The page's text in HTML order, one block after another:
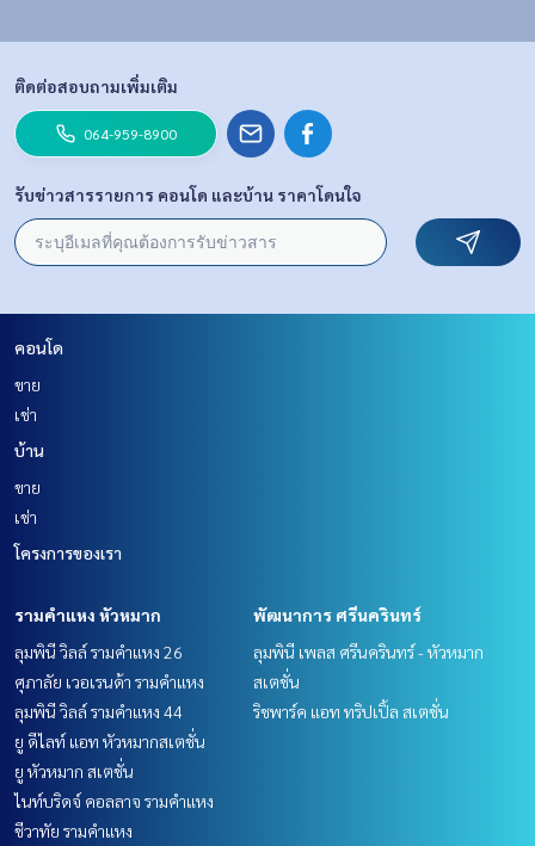
ติดต่อสอบถามเพิ่มเติม
064-959-8900
รับข่าวสารรายการ คอนโด และบ้าน ราคาโดนใจ
คอนโด
ขาย
เช่า
บ้าน
ขาย
เช่า
โครงการของเรา
รามคำแหง หัวหมาก
ลุมพินี วิลล์ รามคำแหง 26
ศุภาลัย เวอเรนด้า รามคำแหง
ลุมพินี วิลล์ รามคำแหง 44
ยู ดีไลท์ แอท หัวหมากสเตชั่น
ยู หัวหมาก สเตชั่น
ไนท์บริดจ์ คอลลาจ รามคำแหง
ชีวาทัย รามคำแหง
พัฒนาการ ศรีนครินทร์
ลุมพินี เพลส ศรีนครินทร์ - หัวหมาก
สเตชั่น
ริชพาร์ค แอท ทริปเปิ้ล สเตชั่น